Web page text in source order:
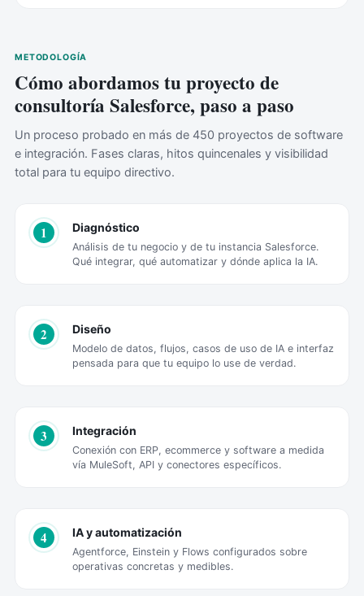
METODOLOGÍA
Cómo abordamos tu proyecto de
consultoría Salesforce, paso a paso
Un proceso probado en más de 450 proyectos de software
e integración. Fases claras, hitos quincenales y visibilidad
total para tu equipo directivo.
1 Diagnóstico
Análisis de tu negocio y de tu instancia Salesforce.
Qué integrar, qué automatizar y dónde aplica la IA.
2 Diseño
Modelo de datos, flujos, casos de uso de IA e interfaz
pensada para que tu equipo lo use de verdad.
3 Integración
Conexión con ERP, ecommerce y software a medida
vía MuleSoft, API y conectores específicos.
4 IA y automatización
Agentforce, Einstein y Flows configurados sobre
operativas concretas y medibles.